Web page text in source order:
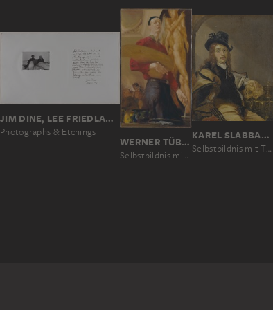
JIM DINE, LEE FRIEDLANDER
Photographs & Etchings
WERNER TÜBKE
Selbstbildnis mit Palette
KAREL SLABBAERT
Selbstbildnis mit Totenkopf